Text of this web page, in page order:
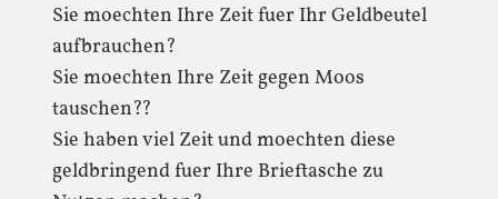
Sie moechten Ihre Zeit fuer Ihr Geldbeutel
aufbrauchen?
Sie moechten Ihre Zeit gegen Moos
tauschen??
Sie haben viel Zeit und moechten diese
geldbringend fuer Ihre Brieftasche zu